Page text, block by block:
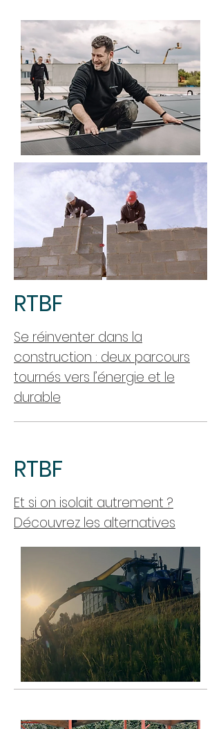
RTBF
Se réinventer dans la
construction : deux parcours
tournés vers l’énergie et le
durable
RTBF
Et si on isolait autrement ?
Découvrez les alternatives